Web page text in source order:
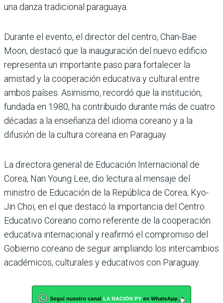
una danza tradicional paraguaya.
Durante el evento, el director del centro, Chan-Bae
Moon, destacó que la inauguración del nuevo edificio
representa un importante paso para fortalecer la
amistad y la cooperación educativa y cultural entre
ambos países. Asimismo, recordó que la institución,
fundada en 1980, ha contribuido durante más de cuatro
décadas a la enseñanza del idioma coreano y a la
difusión de la cultura coreana en Paraguay.
La directora general de Educación Internacional de
Corea, Nan Young Lee, dio lectura al mensaje del
ministro de Educación de la República de Corea, Kyo-
Jin Choi, en el que destacó la importancia del Centro
Educativo Coreano como referente de la cooperación
educativa internacional y reafirmó el compromiso del
Gobierno coreano de seguir ampliando los intercambios
académicos, culturales y educativos con Paraguay.